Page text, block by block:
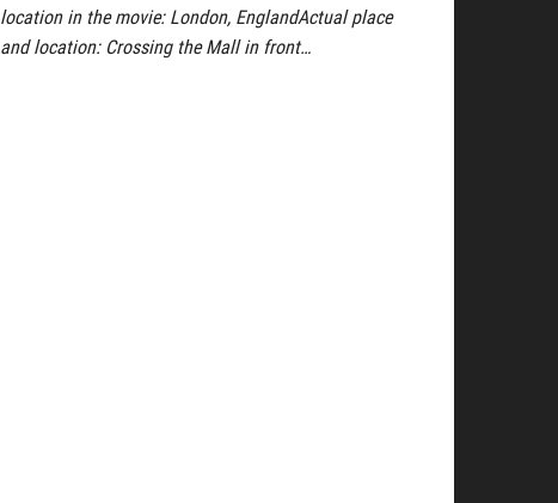
location in the movie: London, EnglandActual place
and location: Crossing the Mall in front…